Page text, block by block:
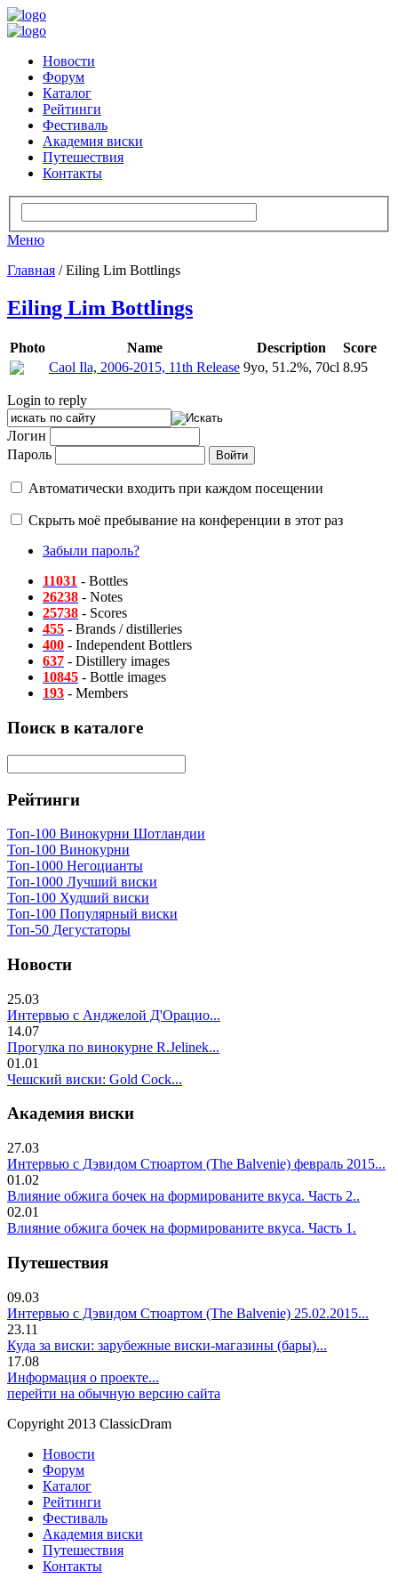
Новости
Форум
Каталог
Рейтинги
Фестиваль
Академия виски
Путешествия
Контакты
Меню
Главная / Eiling Lim Bottlings
Eiling Lim Bottlings
Photo Name Description
Score
Caol Ila, 2006-2015, 11th Release 9yo, 51.2%, 70cl 8.95
Login to reply
Логин
Пароль
Автоматически входить при каждом посещении
Скрыть моё пребывание на конференции в этот раз
Забыли пароль?
11031 - Bottles
26238 - Notes
25738 - Scores
455 - Brands / distilleries
400 - Independent Bottlers
637 - Distillery images
10845 - Bottle images
193 - Members
Поиск в каталоге
Рейтинги
Топ-100 Винокурни Шотландии
Топ-100 Винокурни
Топ-1000 Негоцианты
Топ-1000 Лучший виски
Топ-100 Худший виски
Топ-100 Популярный виски
Топ-50 Дегустаторы
Новости
25.03
Интервью с Анджелой Д'Орацио...
14.07
Прогулка по винокурне R.Jelinek...
01.01
Чешский виски: Gold Cock...
Академия виски
27.03
Интервью с Дэвидом Стюартом (The Balvenie) февраль 2015...
01.02
Влияние обжига бочек на формированите вкуса. Часть 2..
02.01
Влияние обжига бочек на формированите вкуса. Часть 1.
Путешествия
09.03
Интервью с Дэвидом Стюартом (The Balvenie) 25.02.2015...
23.11
Куда за виски: зарубежные виски-магазины (бары)...
17.08
Информация о проекте...
перейти на обычную версию сайта
Copyright 2013 ClassicDram
Новости
Форум
Каталог
Рейтинги
Фестиваль
Академия виски
Путешествия
Контакты